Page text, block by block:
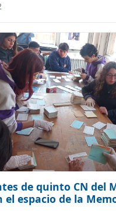
de quinto CN del
espacio de la